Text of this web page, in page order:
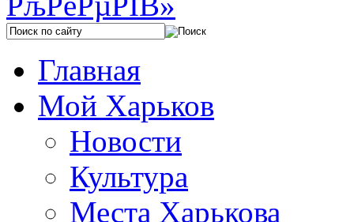
Главная
Мой Харьков
Новости
Культура
Места Харькова